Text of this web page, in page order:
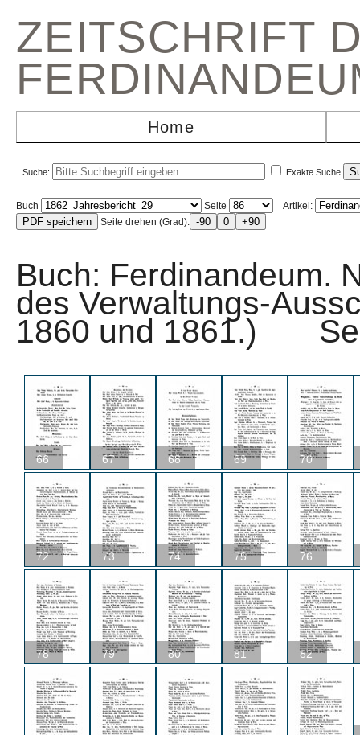
ZEITSCHRIFT
Home
Suche: Exakte Suche
Buch Seite
Artikel:
Seite drehen (Grad):
Buch: Ferdinandeum.
des Verwaltungs-
1860 und 1861.)
66 67 68 69 70
72 73 74 75 76
78 79 80 81 82